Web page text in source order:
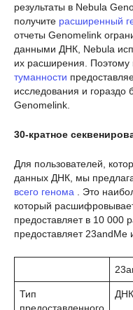
результаты в Nebula
получите расширенный
отчеты Genomelink
данными ДНК, Nebula
их расширения. Поэтому
туманности
исследования и
Genomelink.
30-кратное
Для пользователей,
данных ДНК, мы
всего генома . Это
который
предоставляет в 10
предоставляет 23andMe
Тип
предоставленного